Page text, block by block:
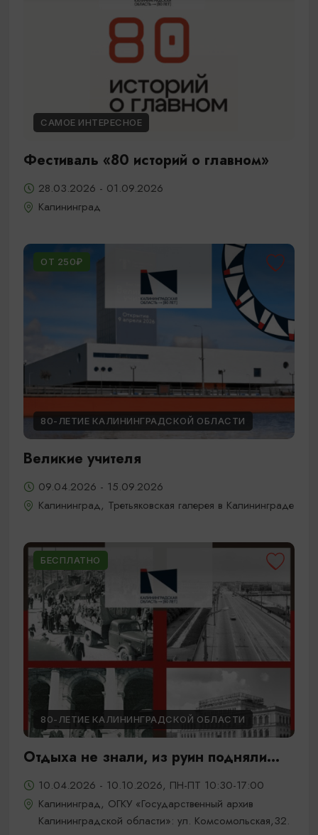
САМОЕ ИНТЕРЕСНОЕ
Фестиваль «80 историй о главном»
28.03.2026 - 01.09.2026
Калининград
ОТ 250₽
80-ЛЕТИЕ КАЛИНИНГРАДСКОЙ ОБЛАСТИ
Великие учителя
09.04.2026 - 15.09.2026
Калининград, Третьяковская галерея в Калининграде
БЕСПЛАТНО
80-ЛЕТИЕ КАЛИНИНГРАДСКОЙ ОБЛАСТИ
Отдыха не знали, из руин подняли...
10.04.2026 - 10.10.2026, ПН-ПТ 10:30-17:00
Калининград, ОГКУ «Государственный архив
Калининградской области»: ул. Комсомольская,32.